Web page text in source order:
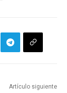
Artículo siguiente